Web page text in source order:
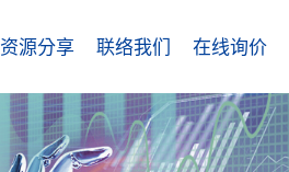
资源分享 联络我们 在线询价